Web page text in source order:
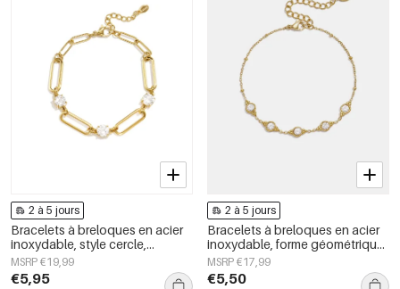
2 à 5 jours
Bracelets à breloques en acier
inoxydable, style cercle,
collection Daily Simple, bijoux
pour femmes
MSRP €19,99
€5,95
2 à 5 jours
Bracelets à breloques en acier
inoxydable, forme géométrique,
collection Simple Daily Simple,
bijoux pour femmes
MSRP €17,99
€5,50